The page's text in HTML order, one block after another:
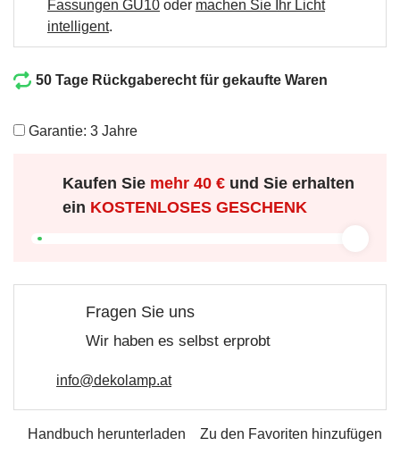
Fassungen GU10 oder machen Sie Ihr Licht
intelligent.
50 Tage Rückgaberecht für gekaufte Waren
Garantie: 3 Jahre
Kaufen Sie mehr40 €und Sie erhalten
ein KOSTENLOSES GESCHENK
Fragen Sie uns
Wir haben es selbst erprobt
info@dekolamp.at
Handbuch herunterladen Zu den Favoriten hinzufügen